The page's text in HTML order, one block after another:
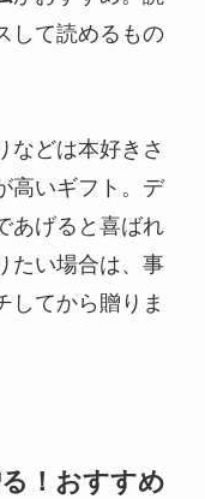
して読めるもの
などは本好きさ
高いギフト。デ
あげると喜ばれ
たい場合は、事
してから贈りま
！おすすめ